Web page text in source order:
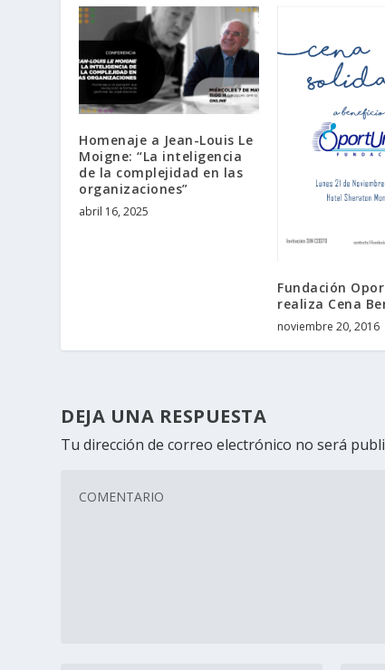
Homenaje a Jean-Louis Le
Moigne: “La inteligencia
de la complejidad en las
organizaciones”
abril 16, 2025
Fundación
realiza Cena
noviembre 20, 2016
DEJA UNA RESPUESTA
Tu dirección de correo electrónico no será